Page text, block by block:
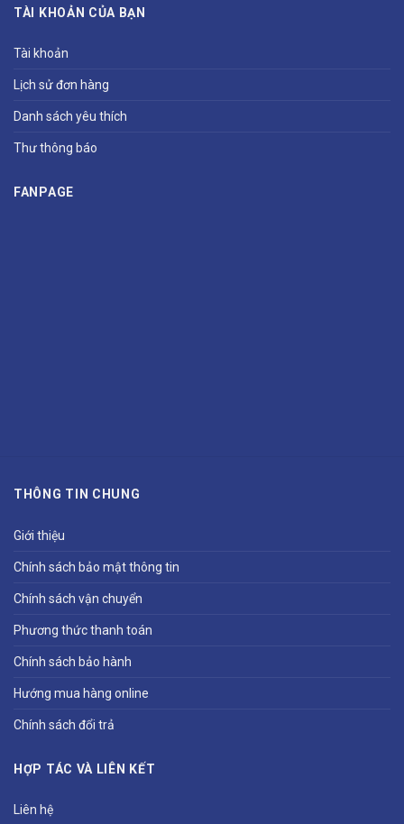
TÀI KHOẢN CỦA BẠN
Tài khoản
Lịch sử đơn hàng
Danh sách yêu thích
Thư thông báo
FANPAGE
THÔNG TIN CHUNG
Giới thiệu
Chính sách bảo mật thông tin
Chính sách vận chuyển
Phương thức thanh toán
Chính sách bảo hành
Hướng mua hàng online
Chính sách đổi trả
HỢP TÁC VÀ LIÊN KẾT
Liên hệ